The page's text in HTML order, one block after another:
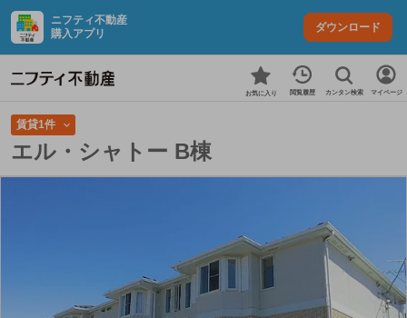
ニフティ不動産
購入アプリ
ダウンロード
お気に入り 閲覧履歴 カンタン検索 マイページ
賃貸1件
エル・シャトー B棟